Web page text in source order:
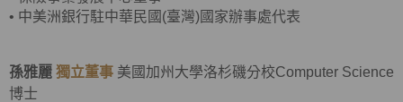
• 中美洲銀行駐中華民國(臺灣)國家辦事處代表
孫雅麗 獨立董事 美國加州大學洛杉磯分校Computer Science
博士